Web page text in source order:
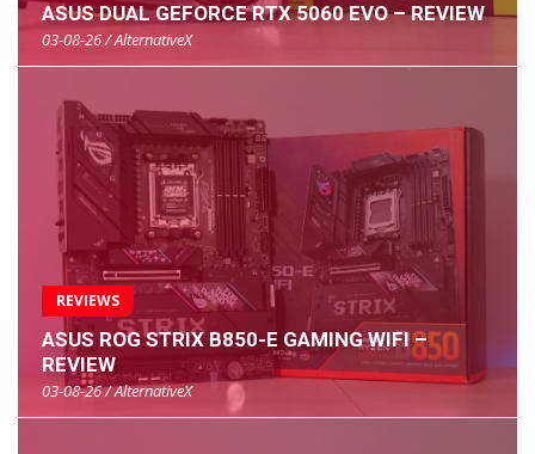
ASUS DUAL GEFORCE RTX 5060 EVO – REVIEW
03-08-26 / AlternativeX
REVIEWS
ASUS ROG STRIX B850-E GAMING WIFI –
REVIEW
03-08-26 / AlternativeX